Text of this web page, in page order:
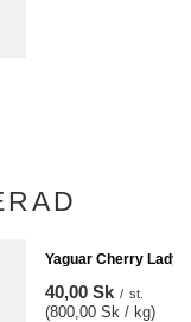
Yaguar Cherry Lady
40,00 Sk / st.
(800,00 Sk / kg)